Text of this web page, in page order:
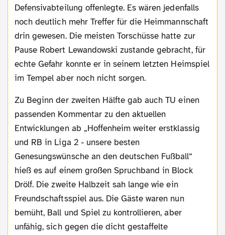
Defensivabteilung offenlegte. Es wären jedenfalls
noch deutlich mehr Treffer für die Heimmannschaft
drin gewesen. Die meisten Torschüsse hatte zur
Pause Robert Lewandowski zustande gebracht, für
echte Gefahr konnte er in seinem letzten Heimspiel
im Tempel aber noch nicht sorgen.
Zu Beginn der zweiten Hälfte gab auch TU einen
passenden Kommentar zu den aktuellen
Entwicklungen ab „Hoffenheim weiter erstklassig
und RB in Liga 2 - unsere besten
Genesungswünsche an den deutschen Fußball“
hieß es auf einem großen Spruchband in Block
Drölf. Die zweite Halbzeit sah lange wie ein
Freundschaftsspiel aus. Die Gäste waren nun
bemüht, Ball und Spiel zu kontrollieren, aber
unfähig, sich gegen die dicht gestaffelte